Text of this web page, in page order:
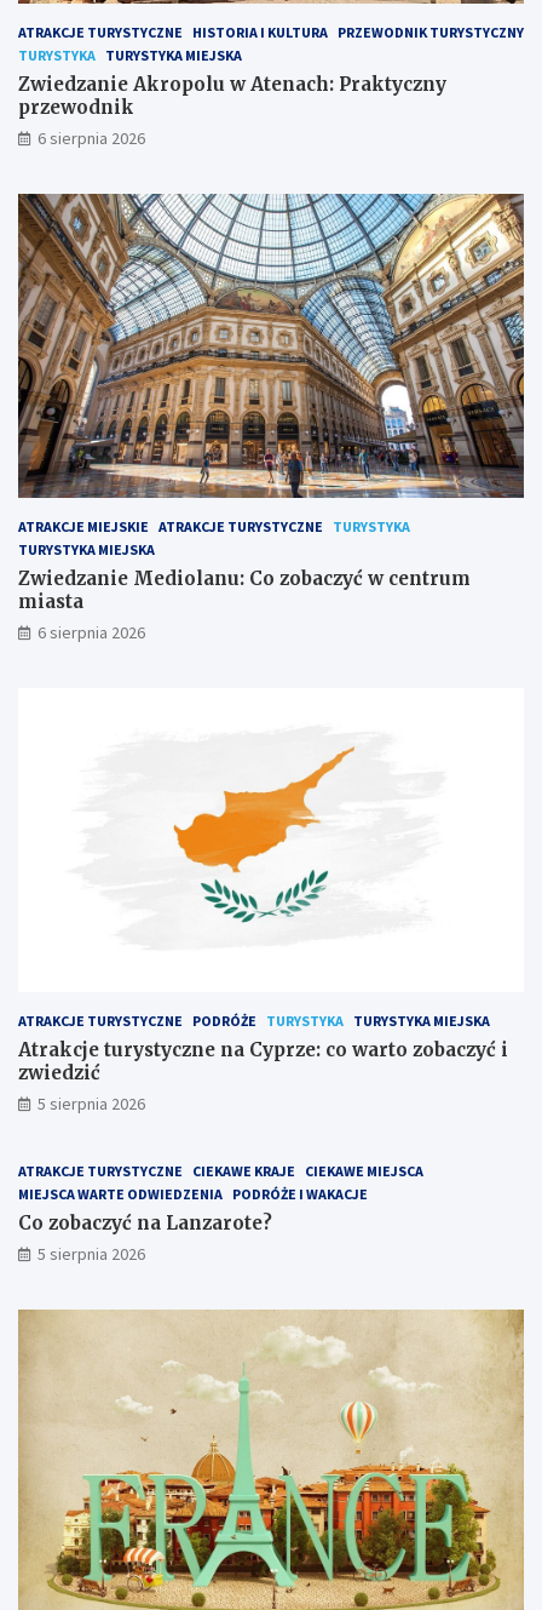
ATRAKCJE TURYSTYCZNE HISTORIA I KULTURA PRZEWODNIK TURYSTYCZNY
TURYSTYKA TURYSTYKA MIEJSKA
Zwiedzanie Akropolu w Atenach: Praktyczny
przewodnik
6 sierpnia 2026
ATRAKCJE MIEJSKIE ATRAKCJE TURYSTYCZNE
TURYSTYKA
TURYSTYKA MIEJSKA
Zwiedzanie Mediolanu: Co zobaczyć w centrum
miasta
6 sierpnia 2026
ATRAKCJE TURYSTYCZNE PODRÓŻE TURYSTYKA TURYSTYKA MIEJSKA
Atrakcje turystyczne na Cyprze: co warto zobaczyć i
zwiedzić
5 sierpnia 2026
ATRAKCJE TURYSTYCZNE CIEKAWE KRAJE
CIEKAWE MIEJSCA
MIEJSCA WARTE ODWIEDZENIA PODRÓŻE I WAKACJE
Co zobaczyć na Lanzarote?
5 sierpnia 2026